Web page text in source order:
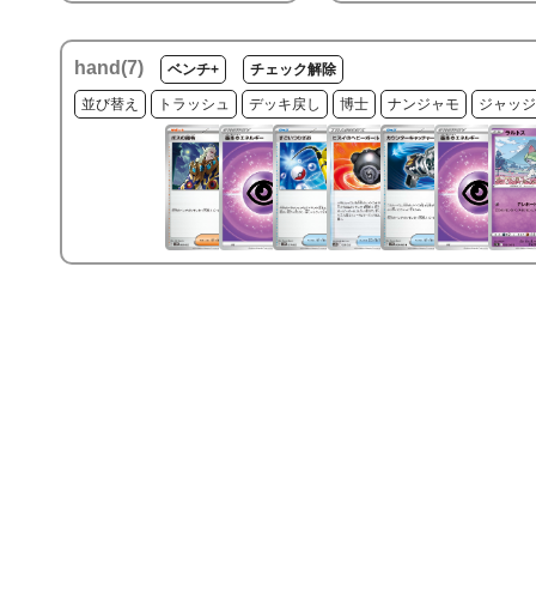
hand(7) ベンチ+ チェック解除
並び替え トラッシュ デッキ戻し 博士 ナンジャモ ジャッ